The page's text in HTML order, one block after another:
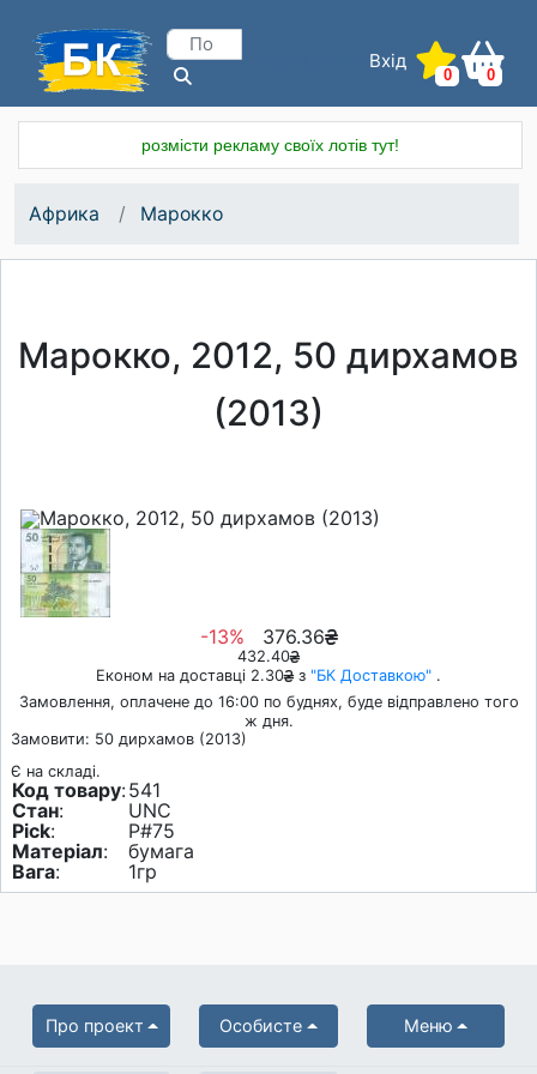
Вхід
0 0
розмісти рекламу своїх лотів тут!
Африка Марокко
Марокко, 2012, 50 дирхамов
(2013)
-13% 376.36
432.40
Економ на доставці 2.30 з "БК Доставкою" .
Замовлення, оплачене до 16:00 по буднях, буде відправлено того
ж дня.
Замовити: 50 дирхамов (2013)
Є на складі.
Код товару:541
Стан:
UNC
Pick:
P#75
Матеріал:
бумага
Вага: 1гр
Про проект Особисте Меню